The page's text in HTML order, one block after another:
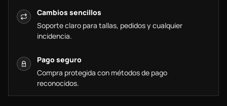
Cambios sencillos
Soporte claro para tallas, pedidos y cualquier
incidencia.
Pago seguro
Compra protegida con métodos de pago
reconocidos.